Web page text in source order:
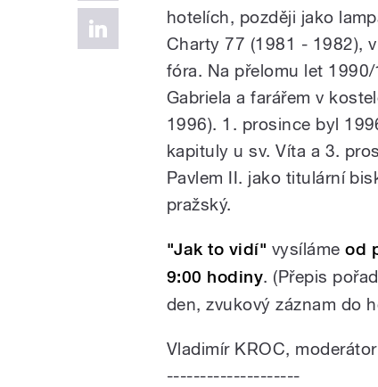
hotelích, později jako
Charty 77 (1981 - 1982),
fóra. Na přelomu let
Gabriela a farářem v
1996). 1. prosince byl
kapituly u sv. Víta a 3.
Pavlem II. jako titulární
pražský.
"Jak to vidí" vysílámeod
9:00 hodiny. (Přepis
den, zvukový záznam do
Vladimír KROC, moderátor
--------------------